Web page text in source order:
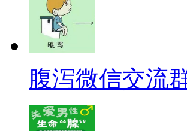
腹泻微信交流